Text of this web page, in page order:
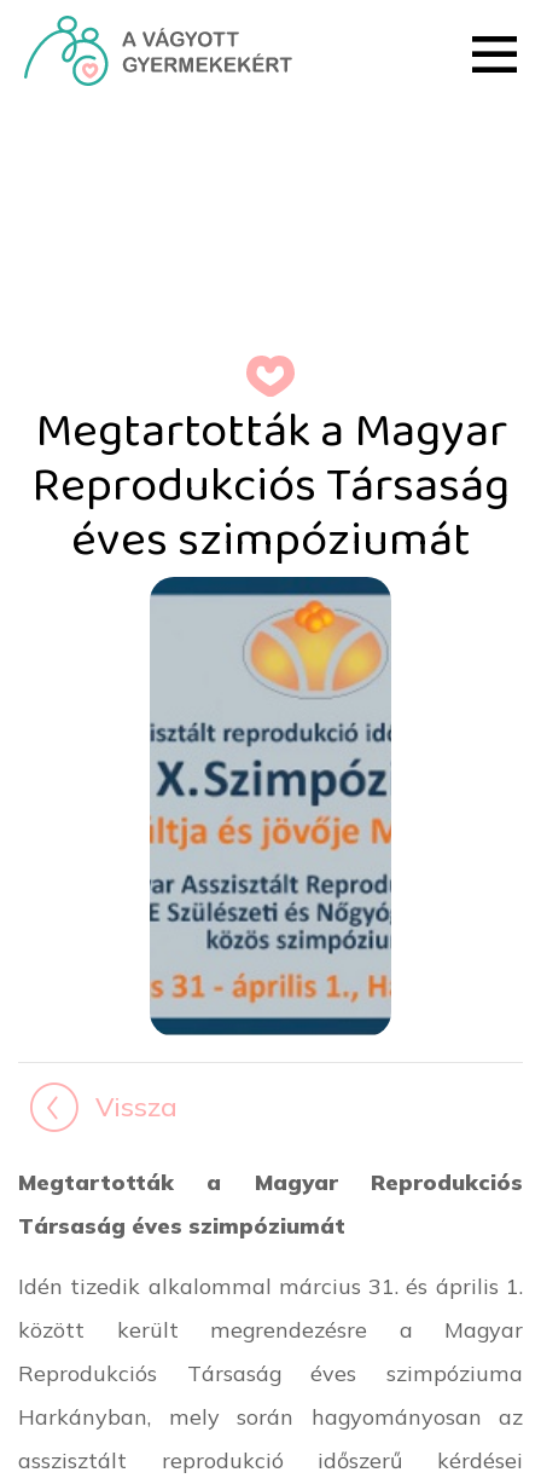
Ugrás a fő tartalomhoz
Megtartották a Magyar
Reprodukciós Társaság
éves szimpóziumát
Vissza
Megtartották a Magyar Reprodukciós
Társaság éves szimpóziumát
Idén tizedik alkalommal március 31. és április 1.
között került megrendezésre a Magyar
Reprodukciós Társaság éves szimpóziuma
Harkányban, mely során hagyományosan az
asszisztált reprodukció időszerű kérdései